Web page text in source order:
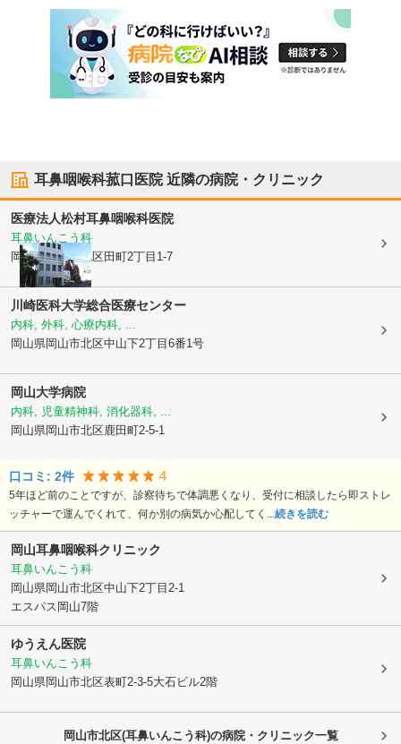
耳鼻咽喉科菰口医院近隣の病院・クリニック
医療法人松村耳鼻咽喉科医院
耳鼻いんこう科
岡山県岡山市北区 田町2丁目1-7
川崎医科大学総合医療センター
内科, 外科, 心療内科, ...
岡山県岡山市北区中山下2丁目6番1号
岡山大学病院
内科, 児童精神科, 消化器科, ...
岡山県岡山市北区鹿田町2-5-1
口コミ: 2件 4
5年ほど前のことですが、診察待ちで体調悪くなり、受付に相談したら即ストレ
ッチャーで運んでくれて、何か別の病気か心配してく...続きを読む
岡山耳鼻咽喉科クリニック
耳鼻いんこう科
岡山県岡山市北区中山下2丁目2-1
エスパス岡山7階
ゆうえん医院
耳鼻いんこう科
岡山県岡山市北区表町2-3-5大石ビル2階
岡山市北区(耳鼻いんこう科)の病院・クリニック一覧